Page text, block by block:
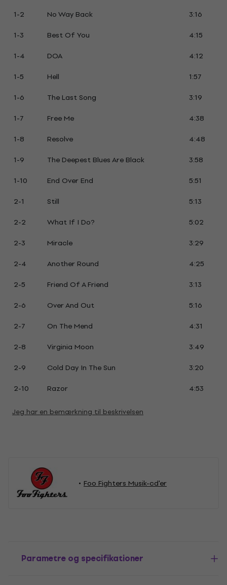
1-2
No Way Back
3:16
1-3
Best Of You
4:15
1-4
DOA
4:12
1-5
Hell
1:57
1-6
The Last Song
3:19
1-7
Free Me
4:38
1-8
Resolve
4:48
1-9
The Deepest Blues Are Black
3:58
1-10
End Over End
5:51
2-1
Still
5:13
2-2
What If I Do?
5:02
2-3
Miracle
3:29
2-4
Another Round
4:25
2-5
Friend Of A Friend
3:13
2-6
Over And Out
5:16
2-7
On The Mend
4:31
2-8
Virginia Moon
3:49
2-9
Cold Day In The Sun
3:20
2-10
Razor 4:53
Jeg har en bemærkning til beskrivelsen
Foo Fighters Musik-cd'er
Parametre og specifikationer